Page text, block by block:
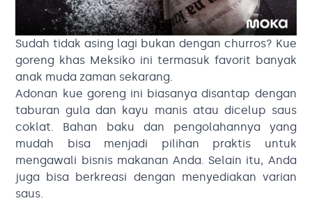
Sudah tidak asing lagi bukan dengan churros? Kue
goreng khas Meksiko ini termasuk favorit banyak
anak muda zaman sekarang.
Adonan kue goreng ini biasanya disantap dengan
taburan gula dan kayu manis atau dicelup saus
coklat. Bahan baku dan pengolahannya yang
mudah bisa menjadi pilihan praktis untuk
mengawali bisnis makanan Anda. Selain itu, Anda
juga bisa berkreasi dengan menyediakan varian
saus.